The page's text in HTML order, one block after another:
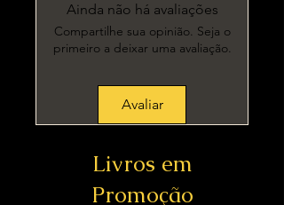
Ainda não há avaliações
Compartilhe sua opinião. Seja o
primeiro a deixar uma avaliação.
Avaliar
Livros em
Promoção